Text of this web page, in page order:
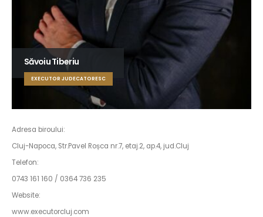
Săvoiu Tiberiu
EXECUTOR JUDECATORESC
Adresa biroului:
Cluj-Napoca, Str.Pavel Roșca nr.7, etaj.2, ap.4, jud.Cluj
Telefon:
0743 161 160 / 0364 736 235
Website:
www.executorcluj.com